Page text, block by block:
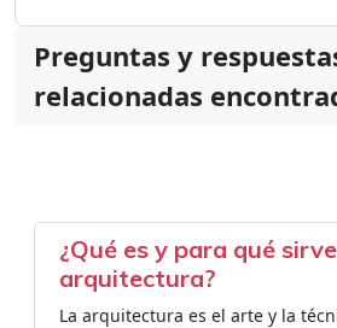
Preguntas y
relacionadas
¿Qué es y para qué
arquitectura?
La arquitectura es el arte y la